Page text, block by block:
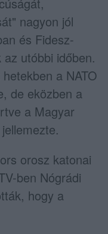
nagyon jól
és Fidesz-
utóbbi időben.
a NATO
de eközben a
a Magyar
orosz katonai
ben Nógrádi
hogy a